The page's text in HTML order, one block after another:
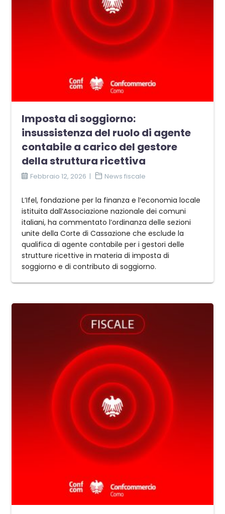
Imposta di soggiorno:
insussistenza del ruolo di agente
contabile a carico del gestore
della struttura ricettiva
Febbraio 12, 2026 News fiscale
L’Ifel, fondazione per la finanza e l’economia locale
istituita dall’Associazione nazionale dei comuni
italiani, ha commentato l’ordinanza delle sezioni
unite della Corte di Cassazione che esclude la
qualifica di agente contabile per i gestori delle
strutture ricettive in materia di imposta di
soggiorno e di contributo di soggiorno.